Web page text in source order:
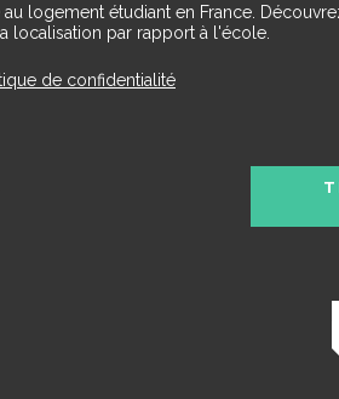
logement étudiant en France.
localisation par rapport à l'école.
de confidentialité